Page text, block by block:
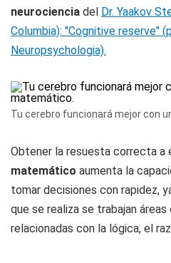
neurociencia del Dr. Yaakov
Columbia): "Cognitive reserve"
Neuropsychologia).
Tu cerebro funcionará mejor con
Obtener la resuesta correcta a
matemático aumenta la
tomar decisiones con rapidez,
que se realiza se trabajan
relacionadas con la lógica, el